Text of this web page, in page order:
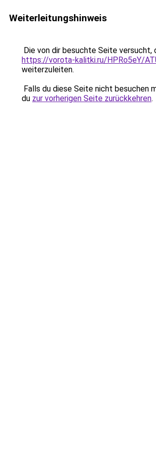
Weiterleitungshinweis
Die von dir besuchte Seite versucht,
https://vorota-kalitki.ru/HPRo5eY/
weiterzuleiten.
Falls du diese Seite nicht besuchen
du zur vorherigen Seite zurückkehren.